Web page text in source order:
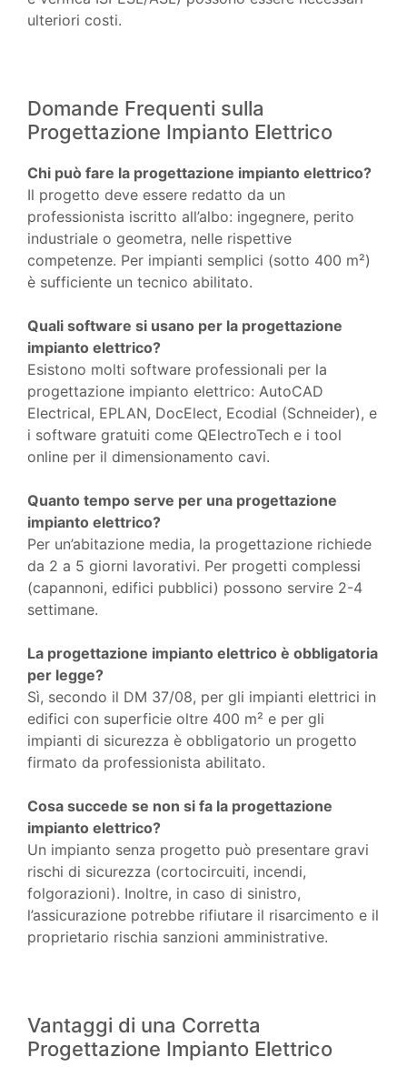
ulteriori costi.
Domande Frequenti sulla
Progettazione Impianto Elettrico
Chi può fare la progettazione impianto elettrico?
Il progetto deve essere redatto da un
professionista iscritto all’albo: ingegnere, perito
industriale o geometra, nelle rispettive
competenze. Per impianti semplici (sotto 400 m²)
è sufficiente un tecnico abilitato.
Quali software si usano per la progettazione
impianto elettrico?
Esistono molti software professionali per la
progettazione impianto elettrico: AutoCAD
Electrical, EPLAN, DocElect, Ecodial (Schneider), e
i software gratuiti come QElectroTech e i tool
online per il dimensionamento cavi.
Quanto tempo serve per una progettazione
impianto elettrico?
Per un’abitazione media, la progettazione richiede
da 2 a 5 giorni lavorativi. Per progetti complessi
(capannoni, edifici pubblici) possono servire 2-4
settimane.
La progettazione impianto elettrico è obbligatoria
per legge?
Sì, secondo il DM 37/08, per gli impianti elettrici in
edifici con superficie oltre 400 m² e per gli
impianti di sicurezza è obbligatorio un progetto
firmato da professionista abilitato.
Cosa succede se non si fa la progettazione
impianto elettrico?
Un impianto senza progetto può presentare gravi
rischi di sicurezza (cortocircuiti, incendi,
folgorazioni). Inoltre, in caso di sinistro,
l’assicurazione potrebbe rifiutare il risarcimento e il
proprietario rischia sanzioni amministrative.
Vantaggi di una Corretta
Progettazione Impianto Elettrico